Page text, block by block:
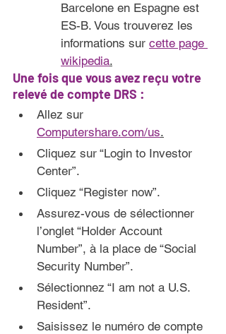
Barcelone en Espagne est
ES-B. Vous trouverez les
informations sur cette page
wikipedia.
Une fois que vous avez reçu votre
relevé de compte DRS :
Allez sur
Computershare.com/us.
Cliquez sur “Login to Investor
Center”.
Cliquez “Register now”.
Assurez-vous de sélectionner
l’onglet “Holder Account
Number”, à la place de “Social
Security Number”.
Sélectionnez “I am not a U.S.
Resident”.
Saisissez le numéro de compte